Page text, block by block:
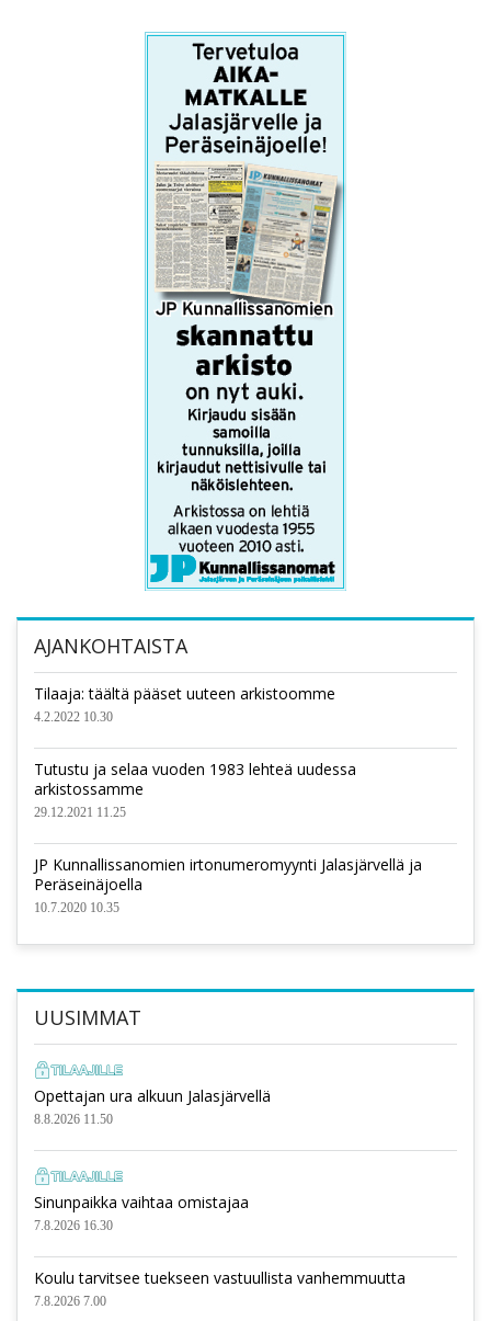
AJANKOHTAISTA
Tilaaja: täältä pääset uuteen arkistoomme
4.2.2022 10.30
Tutustu ja selaa vuoden 1983 lehteä uudessa
arkistossamme
29.12.2021 11.25
JP Kunnallissanomien irtonumeromyynti Jalasjärvellä ja
Peräseinäjoella
10.7.2020 10.35
UUSIMMAT
Opettajan ura alkuun Jalasjärvellä
8.8.2026 11.50
Sinunpaikka vaihtaa omistajaa
7.8.2026 16.30
Koulu tarvitsee tuekseen vastuullista vanhemmuutta
7.8.2026 7.00